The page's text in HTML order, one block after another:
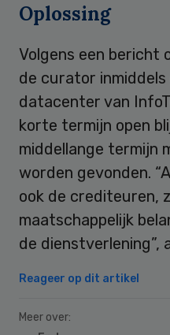
Oplossing
Volgens een bericht
de curator
datacenter van
korte termijn open
middellange termijn
worden gevonden.
ook de crediteuren,
maatschappelijk
de dienstverlening”,
Reageer op dit artikel
Meer over: